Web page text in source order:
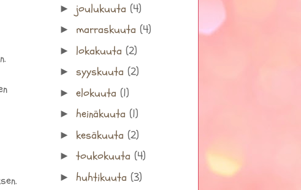
► joulukuuta (4)
► marraskuuta (4)
► lokakuuta (2)
► syyskuuta (2)
► elokuuta (1)
► heinäkuuta (1)
► kesäkuuta (2)
► toukokuuta (4)
► huhtikuuta (3)